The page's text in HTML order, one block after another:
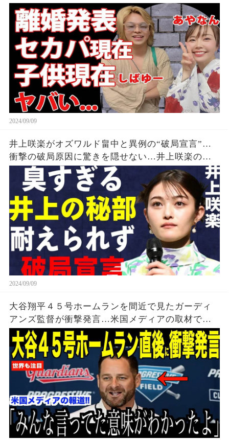
隠せない...『しばゆー＆あやなん』夫婦の精神崩壊
した現在がヤバい...
2024/09/09
井上咲楽がオズワルド畠中と異例の“破局宣言”…
衝撃の破局原因に驚きを隠せない…井上咲楽の介
護生活の真相
2024/09/09
大谷翔平４５号ホームランを間近で見たガーディ
アンズ監督が衝撃発言…米国メディアの取材で明
らかとなったロバーツ監督の「５０-５０」記録に
ついてが話題【海外の反応 MLBメジャー 野球】